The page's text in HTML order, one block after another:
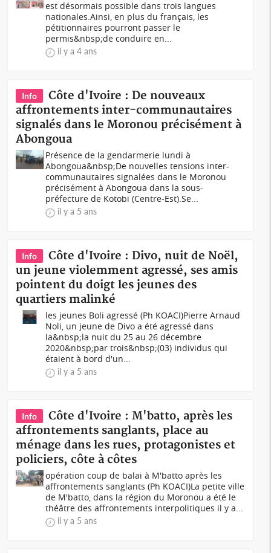
est désormais possible dans trois langues
nationales.Ainsi, en plus du français, les
pétitionnaires pourront passer le
permis&nbsp;de conduire en...
il y a 4 ans
Info
Côte d'Ivoire : De nouveaux
affrontements inter-communautaires
signalés dans le Moronou précisément à
Abongoua
Présence de la gendarmerie lundi à
Abongoua&nbsp;De nouvelles tensions inter-
communautaires signalées dans le Moronou
précisément à Abongoua dans la sous-
préfecture de Kotobi (Centre-Est).Se...
il y a 5 ans
Info
Côte d'Ivoire : Divo, nuit de Noël,
un jeune violemment agressé, ses amis
pointent du doigt les jeunes des
quartiers malinké
les jeunes Boli agressé (Ph KOACI)Pierre Arnaud
Noli, un jeune de Divo a été agressé dans
la&nbsp;la nuit du 25 au 26 décembre
2020&nbsp;par trois&nbsp;(03) individus qui
étaient à bord d'un...
il y a 5 ans
Info
Côte d'Ivoire : M'batto, après les
affrontements sanglants, place au
ménage dans les rues, protagonistes et
policiers, côte à côtes
opération coup de balai à M'batto après les
affrontements sanglants (Ph KOACI)La petite ville
de M'batto, dans la région du Moronou a été le
théâtre des affrontements interpolitiques il y a...
il y a 5 ans